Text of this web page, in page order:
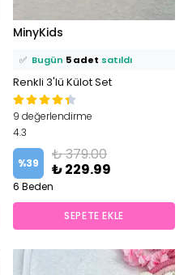
MinyKids
⭐️ Bu ürünü17 kişifavoriledi!
🛒 7 kişisepetine ekledi!
✅ Bugün 5 adet satıldı
Renkli 3'lü Külot Set
9 değerlendirme
4.3
%39
₺ 379.00
₺ 229.99
6 Beden
SEPETE EKLE